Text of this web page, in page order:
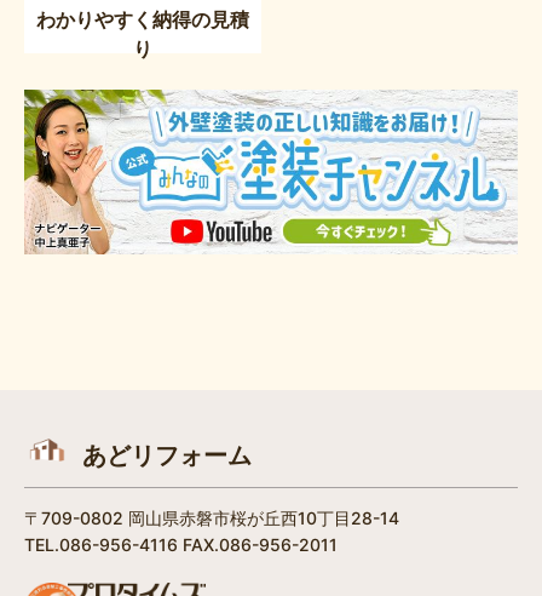
わかりやすく納得の見積
り
あどリフォーム
〒709-0802 岡山県赤磐市桜が丘西10丁目28-14
TEL.086-956-4116 FAX.086-956-2011